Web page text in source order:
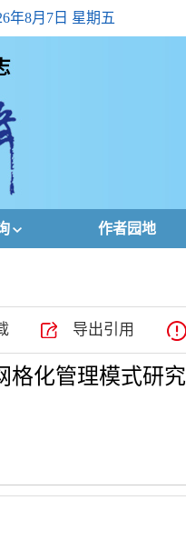
年8月7日 星期五
作者园地
导出引用
格化管理模式研究